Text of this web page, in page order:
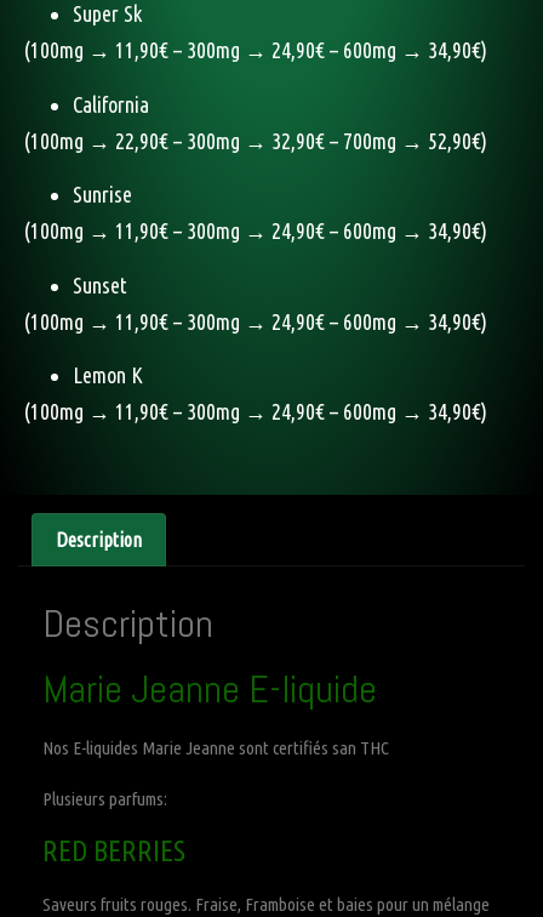
Super Sk
(100mg → 11,90€ – 300mg → 24,90€ – 600mg → 34,90€)
California
(100mg → 22,90€ – 300mg → 32,90€ – 700mg → 52,90€)
Sunrise
(100mg → 11,90€ – 300mg → 24,90€ – 600mg → 34,90€)
Sunset
(100mg → 11,90€ – 300mg → 24,90€ – 600mg → 34,90€)
Lemon K
(100mg → 11,90€ – 300mg → 24,90€ – 600mg → 34,90€)
Description
Description
Marie Jeanne E-liquide
Nos E-liquides Marie Jeanne sont certifiés san THC
Plusieurs parfums:
RED BERRIES
Saveurs fruits rouges. Fraise, Framboise et baies pour un mélange